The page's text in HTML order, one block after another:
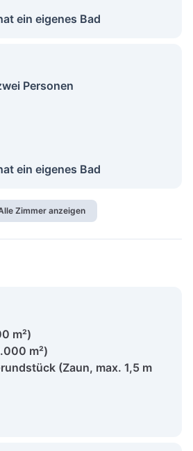
ein eigenes Bad
Personen
ein eigenes Bad
Zimmer anzeigen
m²)
m²)
(Zaun, max. 1,5 m